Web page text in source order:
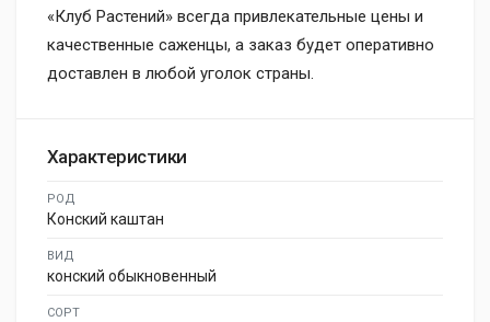
«Клуб Растений» всегда привлекательные цены и
качественные саженцы, а заказ будет оперативно
доставлен в любой уголок страны.
Характеристики
РОД
Конский каштан
ВИД
конский обыкновенный
СОРТ